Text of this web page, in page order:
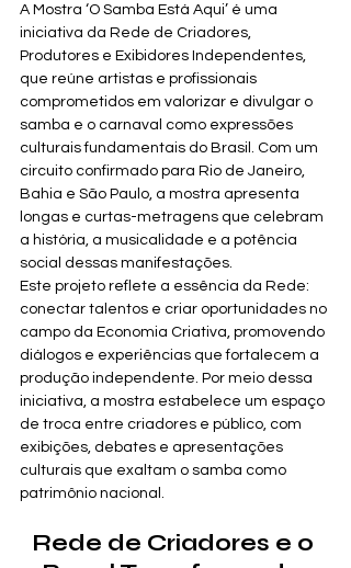
A Mostra ‘O Samba Está Aqui’ é uma
iniciativa da Rede de Criadores,
Produtores e Exibidores Independentes,
que reúne artistas e profissionais
comprometidos em valorizar e divulgar o
samba e o carnaval como expressões
culturais fundamentais do Brasil. Com um
circuito confirmado para Rio de Janeiro,
Bahia e São Paulo, a mostra apresenta
longas e curtas-metragens que celebram
a história, a musicalidade e a potência
social dessas manifestações.
Este projeto reflete a essência da Rede:
conectar talentos e criar oportunidades no
campo da Economia Criativa, promovendo
diálogos e experiências que fortalecem a
produção independente. Por meio dessa
iniciativa, a mostra estabelece um espaço
de troca entre criadores e público, com
exibições, debates e apresentações
culturais que exaltam o samba como
patrimônio nacional.
Rede de Criadores e o